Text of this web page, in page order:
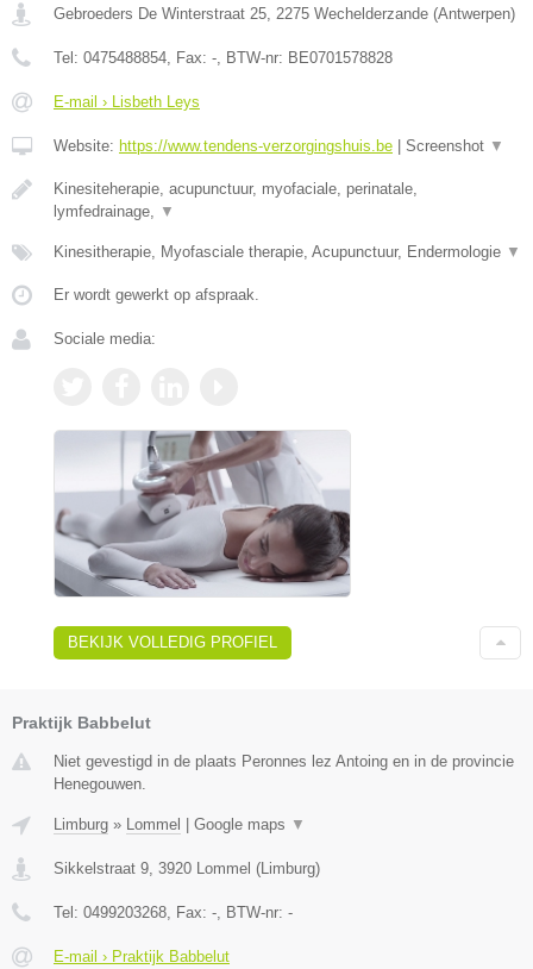
Gebroeders De Winterstraat 25 2275 Wechelderzande (Antwerpen)
Tel: 0475488854 , Fax: - , BTW-nr: BE0701578828
E-mail › Lisbeth Leys
Website: https://www.tendens-verzorgingshuis.be Screenshot ▼
Kinesiteherapie, acupunctuur, myofaciale, perinatale,
lymfedrainage,
▼
Kinesitherapie, Myofasciale therapie, Acupunctuur, Endermologie ▼
Er wordt gewerkt op afspraak.
Sociale media:
BEKIJK VOLLEDIG PROFIEL
Praktijk Babbelut
Niet gevestigd in de plaats Peronnes lez Antoing en in de provincie
Henegouwen.
Limburg » Lommel Google maps ▼
Sikkelstraat 9 3920 Lommel ( Limburg)
Tel: 0499203268 , Fax: - , BTW-nr: -
E-mail › Praktijk Babbelut